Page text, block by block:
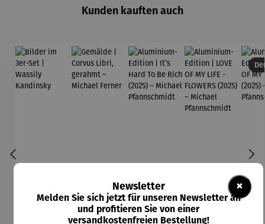
Kunden kauften auch
×
Newsletter
Melden Sie sich jetzt für unseren Newsletter an
und profitieren Sie von einer
versandkostenfreien Bestellung!